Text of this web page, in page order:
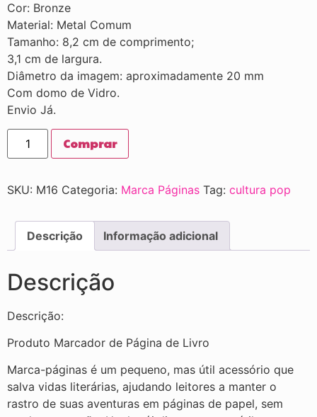
Cor: Bronze
Material: Metal Comum
Tamanho: 8,2 cm de comprimento;
3,1 cm de largura.
Diâmetro da imagem: aproximadamente 20 mm
Com domo de Vidro.
Envio Já.
Comprar
SKU: M16 Categoria: Marca Páginas Tag: cultura pop
Descrição Informação adicional
Descrição
Descrição:
Produto Marcador de Página de Livro
Marca-páginas é um pequeno, mas útil acessório que
salva vidas literárias, ajudando leitores a manter o
rastro de suas aventuras em páginas de papel, sem